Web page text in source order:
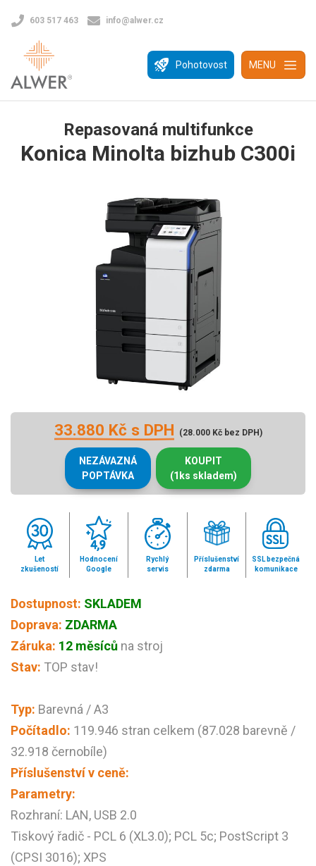
Pohotovost MENU
603 517 463 info@alwer.cz
Repasovaná multifunkce
Konica Minolta bizhub C300i
33.880 Kč s DPH (28.000 Kč bez DPH)
NEZÁVAZNÁ
POPTÁVKA
KOUPIT
(1ks skladem)
Let
zkušeností
Hodnocení
Google
Rychlý
servis
Příslušenství
zdarma
SSL bezpečná
komunikace
Dostupnost: SKLADEM
Doprava: ZDARMA
Záruka: 12 měsíců na stroj
Stav: TOP stav!
Typ: Barevná / A3
Počítadlo: 119.946 stran celkem (87.028 barevně /
32.918 černobíle)
Příslušenství v ceně:
Parametry:
Rozhraní: LAN, USB 2.0
Tiskový řadič - PCL 6 (XL3.0); PCL 5c; PostScript 3
(CPSI 3016); XPS